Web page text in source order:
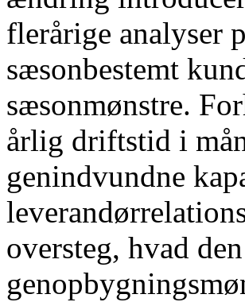
flerårige analyser
sæsonbestemt
sæsonmønstre.
årlig driftstid i
genindvundne
oversteg, hvad